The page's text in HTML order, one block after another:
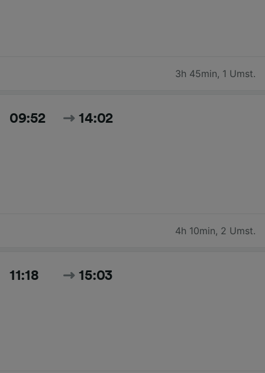
3h 45min, 1 Umst.
09:52 14:02
4h 10min, 2 Umst.
11:18 15:03